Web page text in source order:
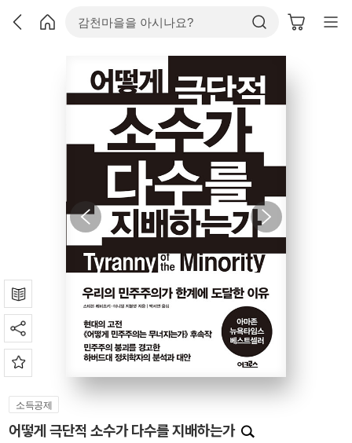
소득공제
어떻게 극단적 소수가 다수를 지배하는가